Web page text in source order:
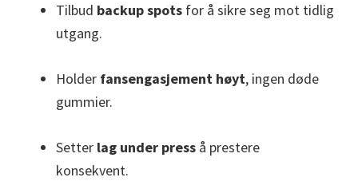
Tilbud backup spots for å sikre seg mot tidlig
utgang.
Holder fansengasjement høyt, ingen døde
gummier.
Setter lag under press å prestere
konsekvent.